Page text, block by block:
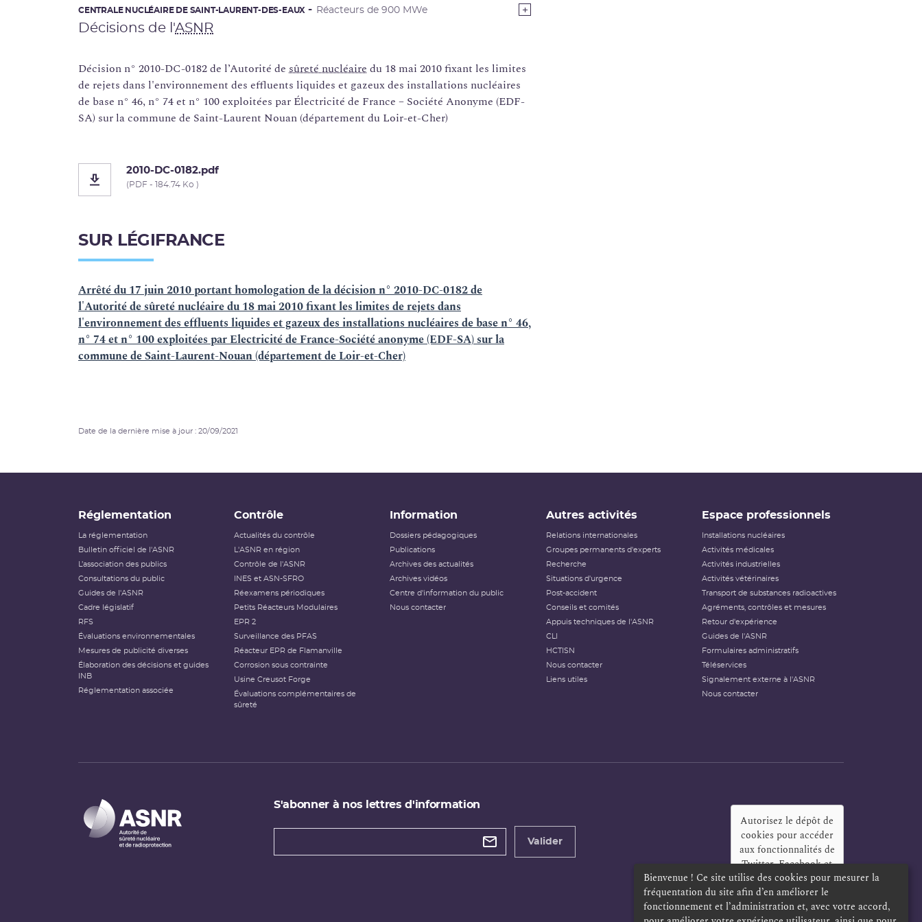
CENTRALE NUCLÉAIRE DE SAINT-LAURENT-DES-EAUX Réacteurs de 900 MWe
Décisions de l'ASNR
Décision n° 2010-DC-0182 de l’Autorité de sûreté nucléaire du 18 mai 2010 fixant les limites
de rejets dans l'environnement des effluents liquides et gazeux des installations nucléaires
de base n° 46, n° 74 et n° 100 exploitées par Électricité de France – Société Anonyme (EDF-
SA) sur la commune de Saint-Laurent Nouan (département du Loir-et-Cher)
2010-DC-0182.pdf
(PDF - 184.74 Ko )
SUR LÉGIFRANCE
Arrêté du 17 juin 2010 portant homologation de la décision n° 2010-DC-0182 de
l'Autorité de sûreté nucléaire du 18 mai 2010 fixant les limites de rejets dans
l'environnement des effluents liquides et gazeux des installations nucléaires de base n° 46,
n° 74 et n° 100 exploitées par Electricité de France-Société anonyme (EDF-SA) sur la
commune de Saint-Laurent-Nouan (département de Loir-et-Cher)
Date de la dernière mise à jour : 20/09/2021
Réglementation
La réglementation
Bulletin officiel de l'ASNR
L’association des publics
Consultations du public
Guides de l'ASNR
Cadre législatif
RFS
Évaluations environnementales
Mesures de publicité diverses
Élaboration des décisions et guides
INB
Réglementation associée
Contrôle
Actualités du contrôle
L'ASNR en région
Contrôle de l'ASNR
INES et ASN-SFRO
Réexamens périodiques
Petits Réacteurs Modulaires
EPR 2
Surveillance des PFAS
Réacteur EPR de Flamanville
Corrosion sous contrainte
Usine Creusot Forge
Évaluations complémentaires de
sûreté
Information
Dossiers pédagogiques
Publications
Archives des actualités
Archives vidéos
Centre d'information du public
Nous contacter
Autres activités
Relations internationales
Groupes permanents d'experts
Recherche
Situations d'urgence
Post-accident
Conseils et comités
Appuis techniques de l'ASNR
CLI
HCTISN
Nous contacter
Liens utiles
Espace professionnels
Installations nucléaires
Activités médicales
Activités industrielles
Activités vétérinaires
Transport de substances radioactives
Agréments, contrôles et mesures
Retour d'expérience
Guides de l'ASNR
Formulaires administratifs
Téléservices
Signalement externe à l'ASNR
Nous contacter
S'abonner à nos lettres d'information
Types de
Valider
Autorisez le dépôt de
cookies pour accéder
aux fonctionnalités de
Twitter, Facebook et
LinkedIn?
Oui
Toujours
Bienvenue ! Ce site utilise des cookies pour mesurer la
fréquentation du site afin d’en améliorer le
fonctionnement et l’administration et, avec votre accord,